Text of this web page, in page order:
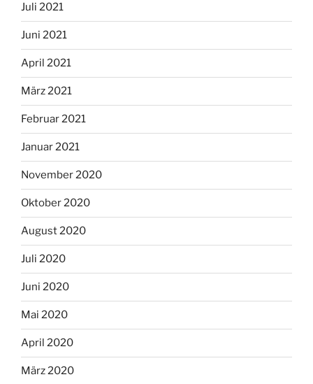
Juli 2021
Juni 2021
April 2021
März 2021
Februar 2021
Januar 2021
November 2020
Oktober 2020
August 2020
Juli 2020
Juni 2020
Mai 2020
April 2020
März 2020